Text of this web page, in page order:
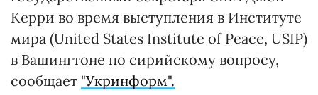
Керри во время выступления в Институте
мира (United States Institute of Peace, USIP)
в Вашингтоне по сирийскому вопросу,
сообщает "Укринформ".